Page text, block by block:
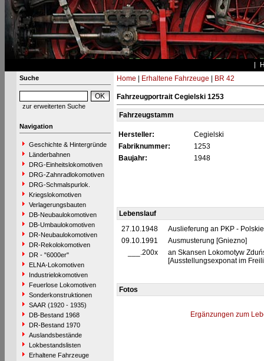
Suche
zur erweiterten Suche
Navigation
Geschichte & Hintergründe
Länderbahnen
DRG-Einheitslokomotiven
DRG-Zahnradlokomotiven
DRG-Schmalspurlok.
Kriegslokomotiven
Verlagerungsbauten
DB-Neubaulokomotiven
DB-Umbaulokomotiven
DR-Neubaulokomotiven
DR-Rekolokomotiven
DR - "6000er"
ELNA-Lokomotiven
Industrielokomotiven
Feuerlose Lokomotiven
Sonderkonstruktionen
SAAR (1920 - 1935)
DB-Bestand 1968
DR-Bestand 1970
Auslandsbestände
Lokbestandslisten
Erhaltene Fahrzeuge
Home Erhaltene Fahrzeuge BR 42
Fahrzeugportrait Cegielski 1253
Fahrzeugstamm
Hersteller:
Cegielski
Fabriknummer:
1253
Baujahr:
1948
Lebenslauf
27.10.1948
Auslieferung an PKP -
09.10.1991
Ausmusterung [Gniezno]
___.200x
an Skansen Lokomotyw
[Ausstellungsexponat im
Fotos
Ergänzungen zum